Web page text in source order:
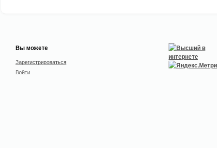
Вы можете
Зарегистрироваться
Войти